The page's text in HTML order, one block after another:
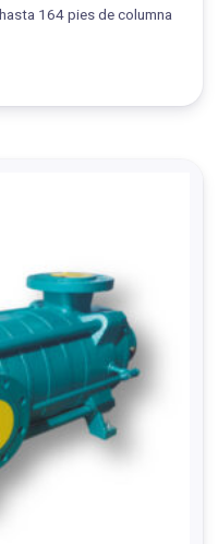
164 pies de columna